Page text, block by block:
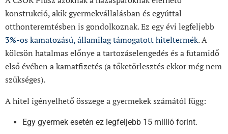
konstrukció, akik gyermekvállalásban és egyúttal
otthonteremtésben is gondolkoznak. Ez egy évi legfeljebb
3%-os kamatozású, államilag támogatott hiteltermék. A
kölcsön hatalmas előnye a tartozáselengedés és a futamidő
első évében a kamatfizetés (a tőketörlesztés ekkor még nem
szükséges).
A hitel igényelhető összege a gyermekek számától függ:
Egy gyermek esetén ez legfeljebb 15 millió forint.